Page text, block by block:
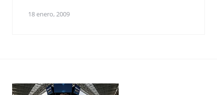
18 enero, 2009